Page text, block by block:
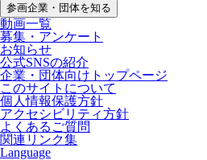
参画企業・団体を知る
動画一覧
募集・アンケート
お知らせ
公式SNSの紹介
企業・団体向けトップページ
このサイトについて
個人情報保護方針
アクセシビリティ方針
よくあるご質問
関連リンク集
Language